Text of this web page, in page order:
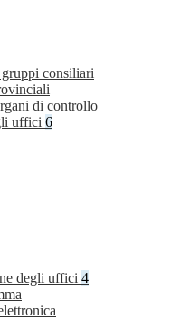
consiliari
di controllo
uffici 6
degli uffici 4